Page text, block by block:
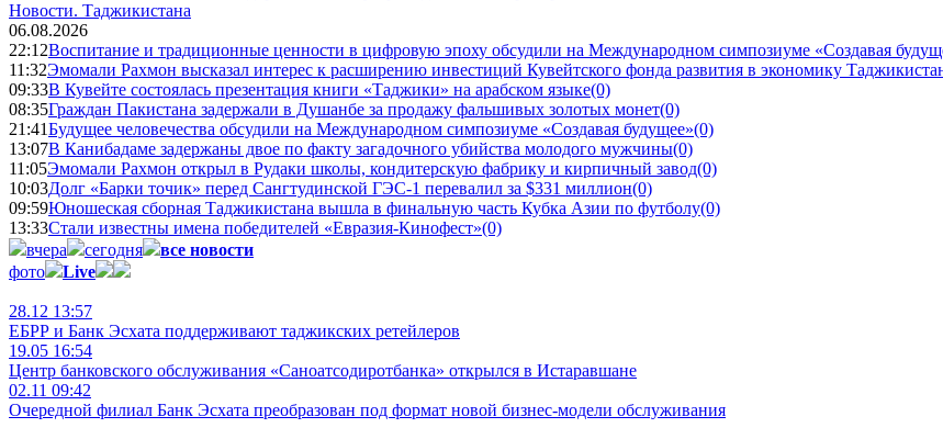
Новости. Таджикистана
06.08.2026
22:12Воспитание и традиционные ценности в цифровую эпоху обсудили на Международном симпозиуме «Создавая
11:32Эмомали Рахмон высказал интерес к расширению инвестиций Кувейтского фонда развития в экономику
09:33В Кувейте состоялась презентация книги «Таджики» на арабском языке(0)
08:35Граждан Пакистана задержали в Душанбе за продажу фальшивых золотых монет(0)
21:41Будущее человечества обсудили на Международном симпозиуме «Создавая будущее»(0)
13:07В Канибадаме задержаны двое по факту загадочного убийства молодого мужчины(0)
11:05Эмомали Рахмон открыл в Рудаки школы, кондитерскую фабрику и кирпичный завод(0)
10:03Долг «Барки точик» перед Сангтудинской ГЭС-1 перевалил за $331 миллион(0)
09:59Юношеская сборная Таджикистана вышла в финальную часть Кубка Азии по футболу(0)
13:33Стали известны имена победителей «Евразия-Кинофест»(0)
вчера
сегодня
все новости
фото
Live
28.12 13:57
ЕБРР и Банк Эсхата поддерживают таджикских ретейлеров
19.05 16:54
Центр банковского обслуживания «Саноатсодиротбанка» открылся в Истаравшане
02.11 09:42
Очередной филиал Банк Эсхата преобразован под формат новой бизнес-модели обслуживания